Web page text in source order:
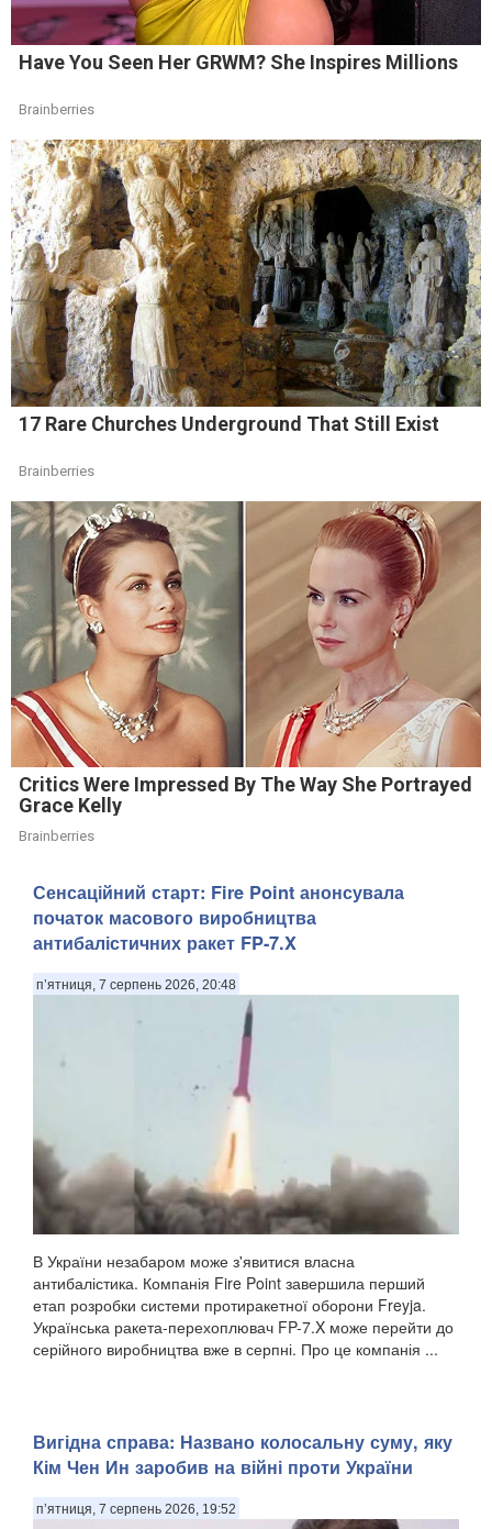
Have You Seen Her GRWM? She Inspires Millions
Brainberries
17 Rare Churches Underground That Still Exist
Brainberries
Critics Were Impressed By The Way She Portrayed
Grace Kelly
Brainberries
Сенсаційний старт: Fire Point анонсувала
початок масового виробництва
антибалістичних ракет FP-7.X
п’ятниця, 7 серпень 2026, 20:48
В України незабаром може з'явитися власна
антибалістика. Компанія Fire Point завершила перший
етап розробки системи протиракетної оборони Freyja.
Українська ракета-перехоплювач FP-7.X може перейти до
серійного виробництва вже в серпні. Про це компанія ...
Вигідна справа: Названо колосальну суму, яку
Кім Чен Ин заробив на війні проти України
п’ятниця, 7 серпень 2026, 19:52